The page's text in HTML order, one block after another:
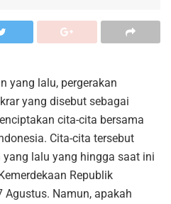
yang lalu, pergerakan
yang disebut sebagai
cita-cita bersama
Cita-cita tersebut
lalu yang hingga saat ini
Republik
Namun, apakah